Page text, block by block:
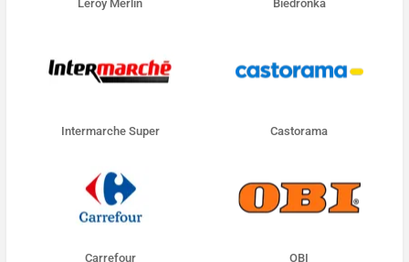
Leroy Merlin Biedronka
Intermarche Super Castorama
Carrefour OBI